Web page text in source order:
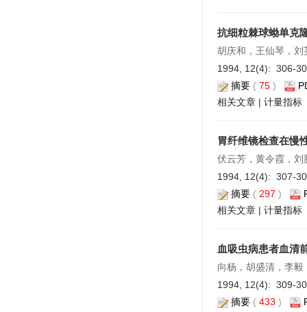
抗细粒棘球蚴单克
胡庆和，王仙琴，
1994, 12(4): 306-
摘要 ( 75 )
相关文章 | 计量指标
胃纤维镜检查在慢
伏云芳，黄令霞，刘
1994, 12(4): 307-
摘要 ( 297 )
相关文章 | 计量指标
血吸虫病患者血清
向杨，胡盛清，李
1994, 12(4): 309-
摘要 ( 433 )